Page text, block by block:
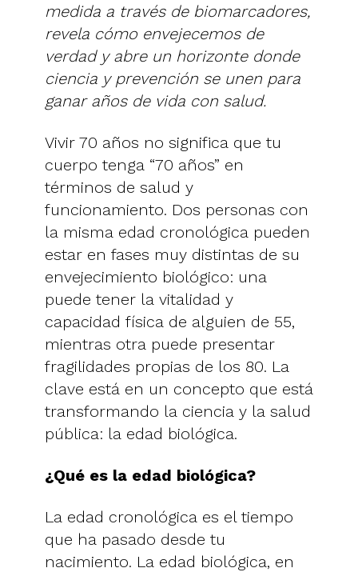
medida a través de biomarcadores,
revela cómo envejecemos de
verdad y abre un horizonte donde
ciencia y prevención se unen para
ganar años de vida con salud.
Vivir 70 años no significa que tu
cuerpo tenga “70 años” en
términos de salud y
funcionamiento. Dos personas con
la misma edad cronológica pueden
estar en fases muy distintas de su
envejecimiento biológico: una
puede tener la vitalidad y
capacidad física de alguien de 55,
mientras otra puede presentar
fragilidades propias de los 80. La
clave está en un concepto que está
transformando la ciencia y la salud
pública: la edad biológica.
¿Qué es la edad biológica?
La edad cronológica es el tiempo
que ha pasado desde tu
nacimiento. La edad biológica, en